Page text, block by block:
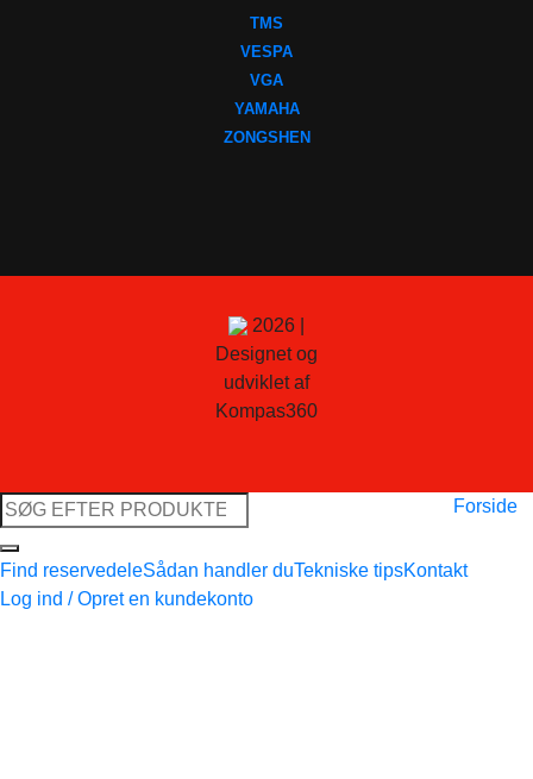
TMS
VESPA
VGA
YAMAHA
ZONGSHEN
2026 |
Designet og
udviklet af
Kompas360
Søg
efter:
Forside
Find reservedeleSådan handler duTekniske tipsKontakt
Log ind / Opret en kundekonto